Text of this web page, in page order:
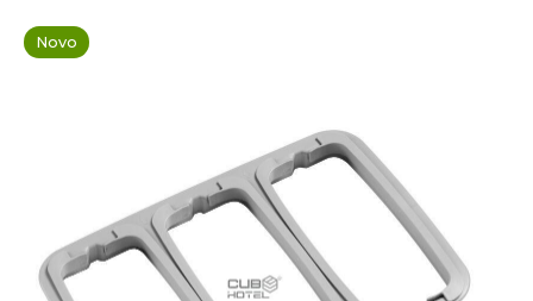
Novo